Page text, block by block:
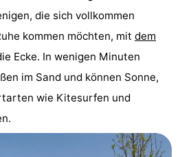
die sich vollkommen
kommen möchten, mit dem
Ecke. In wenigen Minuten
im Sand und können Sonne,
wie Kitesurfen und